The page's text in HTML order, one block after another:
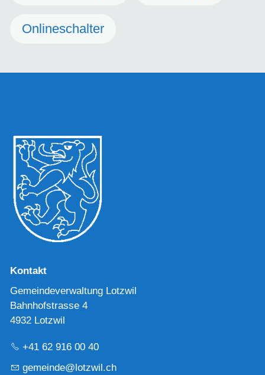
Onlineschalter
Kontakt
Gemeindeverwaltung Lotzwil
Bahnhofstrasse 4
4932 Lotzwil
+41 62 916 00 40
g m nd tzw ch